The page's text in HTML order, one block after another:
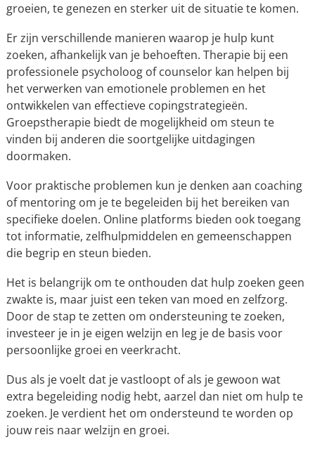
groeien, te genezen en sterker uit de situatie te komen.
Er zijn verschillende manieren waarop je hulp kunt
zoeken, afhankelijk van je behoeften. Therapie bij een
professionele psycholoog of counselor kan helpen bij
het verwerken van emotionele problemen en het
ontwikkelen van effectieve copingstrategieën.
Groepstherapie biedt de mogelijkheid om steun te
vinden bij anderen die soortgelijke uitdagingen
doormaken.
Voor praktische problemen kun je denken aan coaching
of mentoring om je te begeleiden bij het bereiken van
specifieke doelen. Online platforms bieden ook toegang
tot informatie, zelfhulpmiddelen en gemeenschappen
die begrip en steun bieden.
Het is belangrijk om te onthouden dat hulp zoeken geen
zwakte is, maar juist een teken van moed en zelfzorg.
Door de stap te zetten om ondersteuning te zoeken,
investeer je in je eigen welzijn en leg je de basis voor
persoonlijke groei en veerkracht.
Dus als je voelt dat je vastloopt of als je gewoon wat
extra begeleiding nodig hebt, aarzel dan niet om hulp te
zoeken. Je verdient het om ondersteund te worden op
jouw reis naar welzijn en groei.